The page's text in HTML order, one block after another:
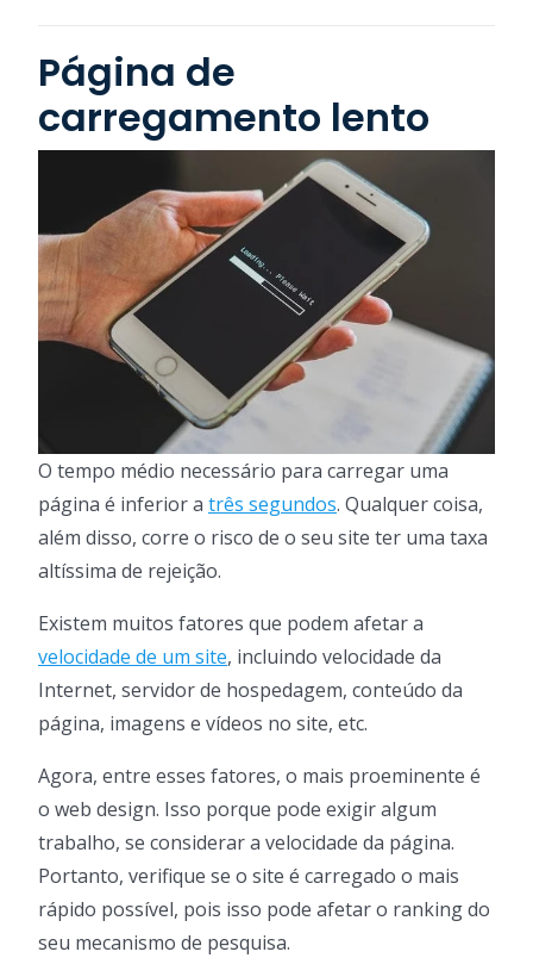
Página de
carregamento lento
O tempo médio necessário para carregar uma
página é inferior a três segundos. Qualquer coisa,
além disso, corre o risco de o seu site ter uma taxa
altíssima de rejeição.
Existem muitos fatores que podem afetar a
velocidade de um site, incluindo velocidade da
Internet, servidor de hospedagem, conteúdo da
página, imagens e vídeos no site, etc.
Agora, entre esses fatores, o mais proeminente é
o web design. Isso porque pode exigir algum
trabalho, se considerar a velocidade da página.
Portanto, verifique se o site é carregado o mais
rápido possível, pois isso pode afetar o ranking do
seu mecanismo de pesquisa.